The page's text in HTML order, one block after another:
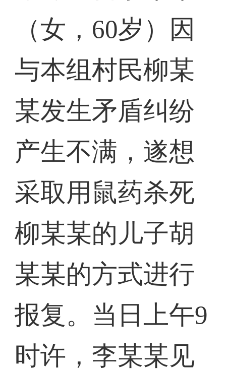
（女，60岁）因
与本组村民柳某
某发生矛盾纠纷
产生不满，遂想
采取用鼠药杀死
柳某某的儿子胡
某某的方式进行
报复。当日上午9
时许，李某某见